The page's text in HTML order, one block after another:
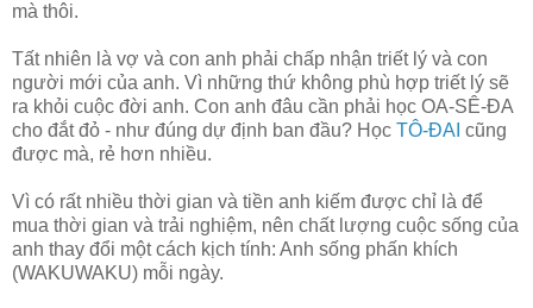
mà thôi.
Tất nhiên là vợ và con anh phải chấp nhận triết lý và con
người mới của anh. Vì những thứ không phù hợp triết lý sẽ
ra khỏi cuộc đời anh. Con anh đâu cần phải học OA-SÊ-ĐA
cho đắt đỏ - như đúng dự định ban đầu? Học TÔ-ĐAI cũng
được mà, rẻ hơn nhiều.
Vì có rất nhiều thời gian và tiền anh kiếm được chỉ là để
mua thời gian và trải nghiệm, nên chất lượng cuộc sống của
anh thay đổi một cách kịch tính: Anh sống phấn khích
(WAKUWAKU) mỗi ngày.